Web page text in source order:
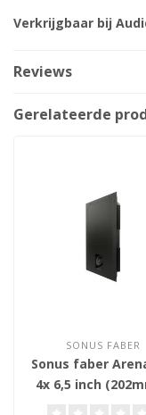
Verkrijgbaar bij
Reviews
Gerelateerde
SONUS FABER
Sonus faber
4x 6,5 inch